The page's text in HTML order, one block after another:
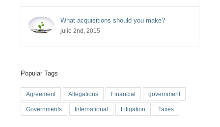
What acquisitions should you make?
julio 2nd, 2015
Popular Tags
Agreement Allegations Financial government
Governments International Litigation Taxes